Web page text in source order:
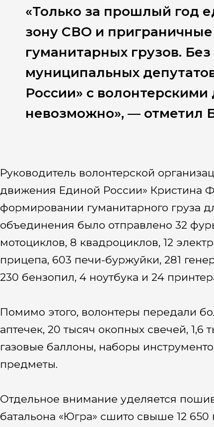
«Только за прошлый год
зону СВО и
гуманитарных грузов. Без
муниципальных
России» с
невозможно», — отметил
Руководитель волонтерской
движения Единой России» Кристина
формировании гуманитарного груза
объединения было отправлено 32
мотоциклов, 8 квадроциклов, 12
прицепа, 603 печи-буржуйки, 281
230 бензопил, 4 ноутбука и 24
Помимо этого, волонтеры передали
аптечек, 20 тысяч окопных свечей, 1,6
газовые баллоны, наборы
предметы.
Отдельное внимание уделяется
батальона «Югра» сшито свыше 12